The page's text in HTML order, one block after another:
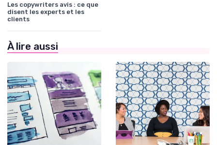
Les copywriters avis : ce que
disent les experts et les
clients
À lire aussi